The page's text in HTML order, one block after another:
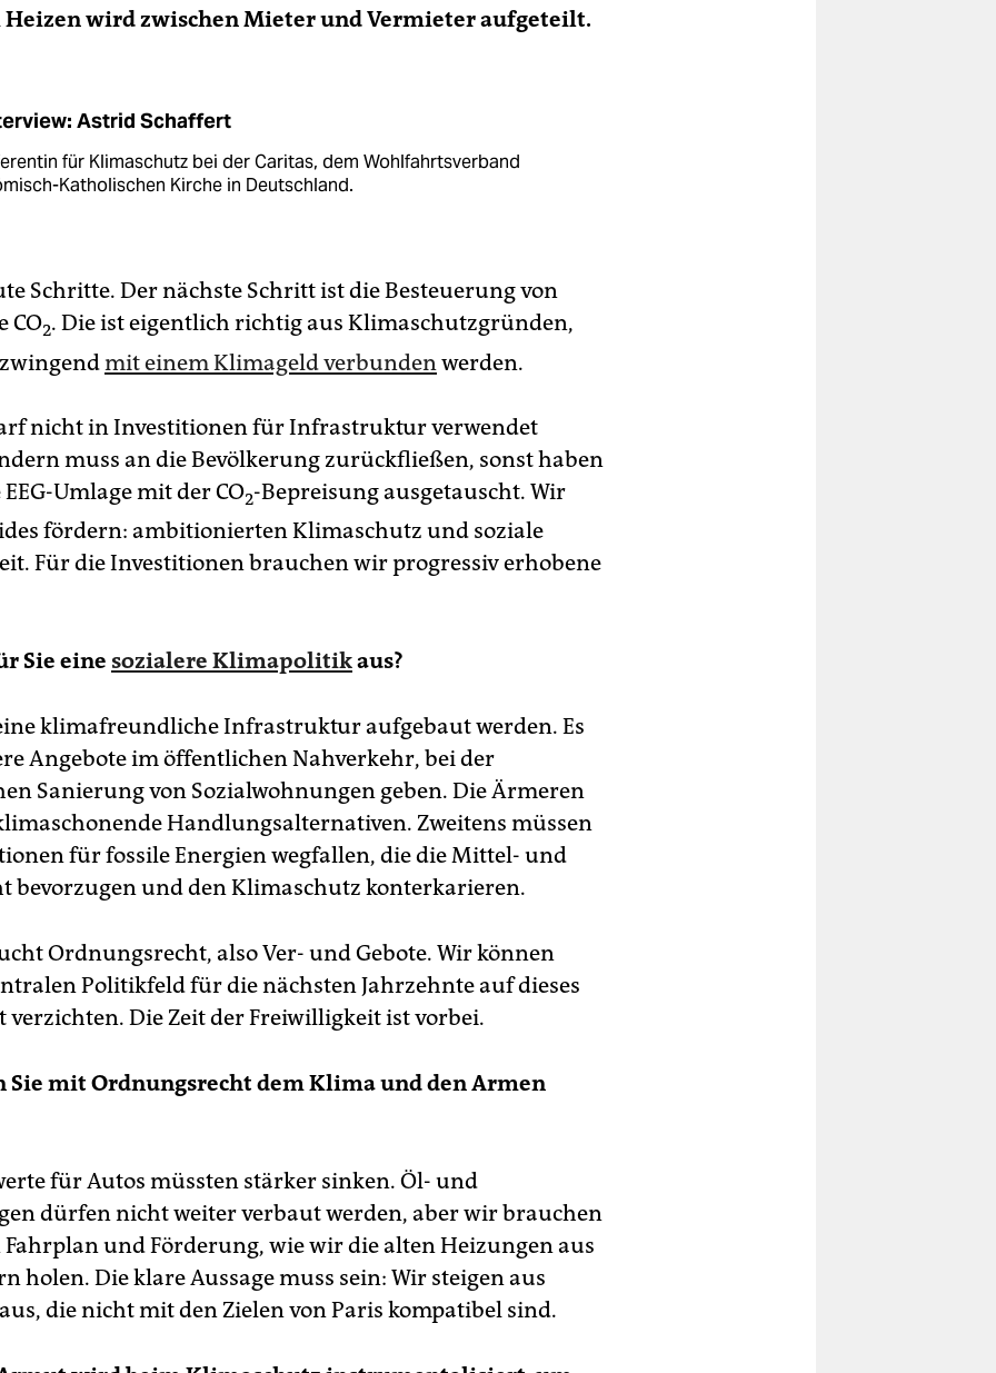
Heizen wird zwischen Mieter und Vermieter aufgeteilt.
Astrid Schaffert
für Klimaschutz bei der Caritas, dem Wohlfahrtsverband
Katholischen Kirche in Deutschland.
Schritte. Der nächste Schritt ist die Besteuerung von
CO2. Die ist eigentlich richtig aus Klimaschutzgründen,
mit einem Klimageld verbunden werden.
nicht in Investitionen für Infrastruktur verwendet
muss an die Bevölkerung zurückfließen, sonst haben
Umlage mit der CO2-Bepreisung ausgetauscht. Wir
fördern: ambitionierten Klimaschutz und soziale
Für die Investitionen brauchen wir progressiv erhobene
Sie eine sozialere Klimapolitikaus?
klimafreundliche Infrastruktur aufgebaut werden. Es
Angebote im öffentlichen Nahverkehr, bei der
Sanierung von Sozialwohnungen geben. Die Ärmeren
Handlungsalternativen. Zweitens müssen
für fossile Energien wegfallen, die die Mittel- und
bevorzugen und den Klimaschutz konterkarieren.
Ordnungsrecht, also Ver- und Gebote. Wir können
Politikfeld für die nächsten Jahrzehnte auf dieses
Die Zeit der Freiwilligkeit ist vorbei.
Sie mit Ordnungsrecht dem Klima und den Armen
für Autos müssten stärker sinken. Öl- und
dürfen nicht weiter verbaut werden, aber wir brauchen
und Förderung, wie wir die alten Heizungen aus
holen. Die klare Aussage muss sein: Wir steigen aus
die nicht mit den Zielen von Paris kompatibel sind.